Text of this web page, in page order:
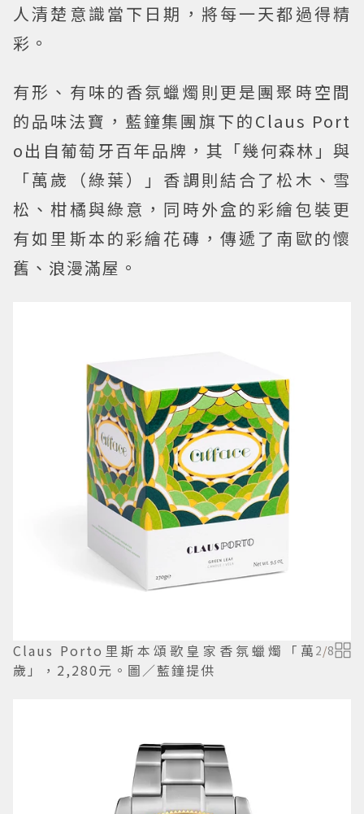
人清楚意識當下日期，將每一天都過得精
彩。
有形、有味的香氛蠟燭則更是團聚時空間
的品味法寶，藍鐘集團旗下的Claus Port
o出自葡萄牙百年品牌，其「幾何森林」與
「萬歲（綠葉）」香調則結合了松木、雪
松、柑橘與綠意，同時外盒的彩繪包裝更
有如里斯本的彩繪花磚，傳遞了南歐的懷
舊、浪漫滿屋。
Claus Porto里斯本頌歌皇家香氛蠟燭「萬
歲」，2,280元。圖／藍鐘提供
2/8